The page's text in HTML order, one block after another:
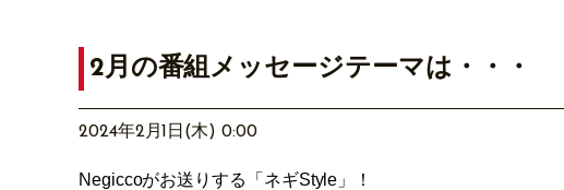
2月の番組メッセージテーマは・・・
2024年2月1日(木) 0:00
Negiccoがお送りする「ネギStyle」！